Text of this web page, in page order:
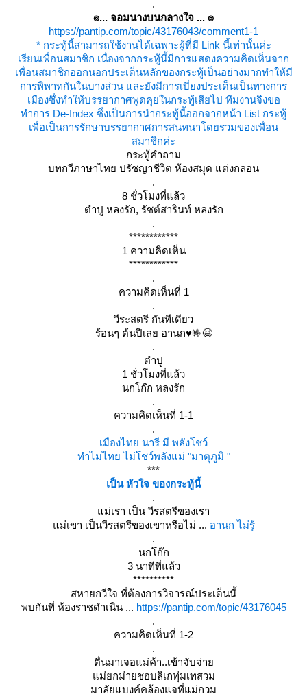
.
๏... จอมนางบนกลางใจ ... ๏
https://pantip.com/topic/43176043/comment1-1
* กระทู้นี้สามารถใช้งานได้เฉพาะผู้ที่มี Link นี้เท่านั้นค่ะ
เรียนเพื่อนสมาชิก เนื่องจากกระทู้นี้มีการแสดงความคิดเห็นจาก
เพื่อนสมาชิกออกนอกประเด็นหลักของกระทู้เป็นอย่างมากทำให้มี
การพิพาทกันในบางส่วน และยังมีการเบี่ยงประเด็นเป็นทางการ
เมืองซึ่งทำให้บรรยากาศพูดคุยในกระทู้เสียไป ทีมงานจึงขอ
ทำการ De-Index ซึ่งเป็นการนำกระทู้นี้ออกจากหน้า List กระทู้
เพื่อเป็นการรักษาบรรยากาศการสนทนาโดยรวมของเพื่อน
สมาชิกค่ะ
กระทู้คำถาม
บทกวีภาษาไทย ปรัชญาชีวิต ห้องสมุด แต่งกลอน
.
8 ชั่วโมงที่แล้ว
ตำปู หลงรัก, รัชต์สารินท์ หลงรัก
.
************
1 ความคิดเห็น
************
.
ความคิดเห็นที่ 1
.
วีระสตรี กันทีเดียว
ร้อนๆ ต้นปีเลย อานก♥️🤟😆
.
ตำปู
1 ชั่วโมงที่แล้ว
นกโก๊ก หลงรัก
.
ความคิดเห็นที่ 1-1
.
เมืองไทย นารี มี พลังโชว์
ทำไมไทย ไม่โชว์พลังแม่ "มาตุภูมิ "
***
เป็น หัวใจ ของกระทู้นี้
.
ม่เรา เป็น วีรสตรีของเรา
ม่เขา เป็นวีรสตรีของเขาหรือไม่ ... อานก ไม่รู้
.
นกโก๊ก
3 นาทีที่แล้ว
**********
สหายกวีใจ ที่ต้องการวิจารณ์ประเด็นนี้
พบกันที่ ห้องราชดำเนิน ... https://pantip.com/topic/43176045
.
ความคิดเห็นที่ 1-2
.
ตื่นมาเจอแม่ค้า..เข้าจับจ่า
ม่ยกม่ายชอบลิเกทุ่มเทสวม
มาลัยแบงค์คล้องแจที่แม่กวม